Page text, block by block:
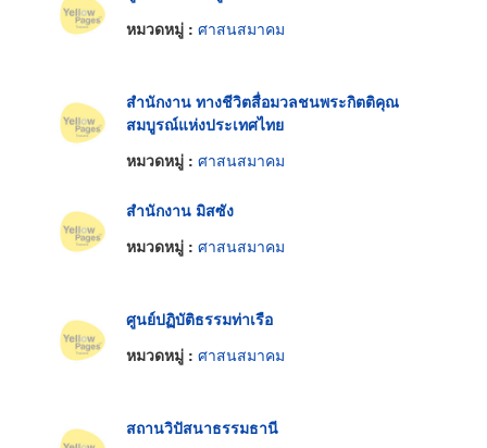
หมวดหมู่ : ศาสนสมาคม
สำนักงาน ทางชีวิตสื่อมวลชนพระกิตติคุณ
สมบูรณ์แห่งประเทศไทย
หมวดหมู่ : ศาสนสมาคม
สำนักงาน มิสซัง
หมวดหมู่ : ศาสนสมาคม
ศูนย์ปฏิบัติธรรมท่าเรือ
หมวดหมู่ : ศาสนสมาคม
สถานวิปัสนาธรรมธานี